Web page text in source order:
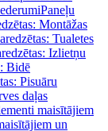
Paneļu
Montāžas
Tualetes
Izlietņu
Bidē
Pisuāru
daļas
maisītājiem
un